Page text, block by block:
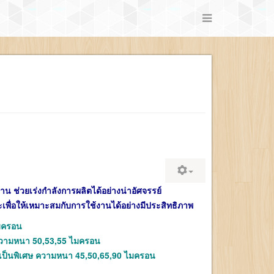
ช่วยเร่งกำลังการผลิตได้อย่างน่าอัศจรรย์
อให้เหมาะสมกับการใช้งานได้อย่างมีประสิทธิภาพ
รอน
มหนา 50,53,55 ไมครอน
นพิเศษ ความหนา 45,50,65,90 ไมครอน